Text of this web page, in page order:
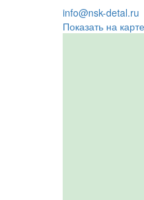
info@nsk-detal.ru
Показать на карте